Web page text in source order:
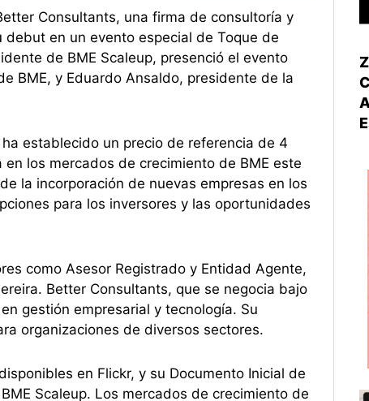
Consultants, una firma de consultoría y
en un evento especial de Toque de
de BME Scaleup, presenció el evento
BME, y Eduardo Ansaldo, presidente de la
establecido un precio de referencia de 4
los mercados de crecimiento de BME este
la incorporación de nuevas empresas en los
para los inversores y las oportunidades
como Asesor Registrado y Entidad Agente,
Better Consultants, que se negocia bajo
gestión empresarial y tecnología. Su
organizaciones de diversos sectores.
en Flickr, y su Documento Inicial de
Scaleup. Los mercados de crecimiento de